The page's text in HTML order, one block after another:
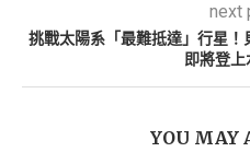
next
挑戰太陽系「最難抵達」行星
即將登
YOU MAY